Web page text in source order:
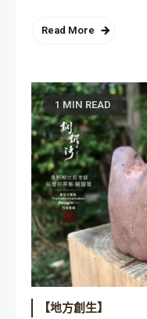
Read More
1 MIN READ
【地方創生】